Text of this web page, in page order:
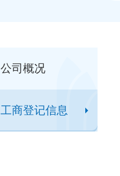
公司概况
工商登记信息